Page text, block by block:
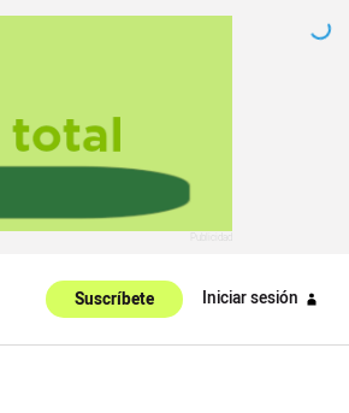
Suscríbete Iniciar sesión